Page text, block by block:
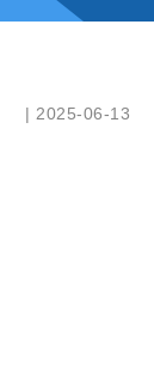
| 2025-06-13